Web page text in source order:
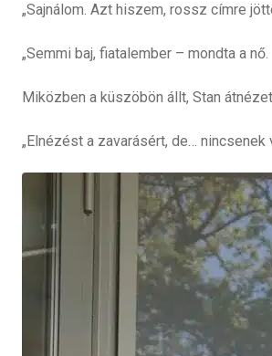
„Sajnálom. Azt hiszem, rossz címre
„Semmi baj, fiatalember – mondta a nő.
Miközben a küszöbön állt, Stan
„Elnézést a zavarásért, de…